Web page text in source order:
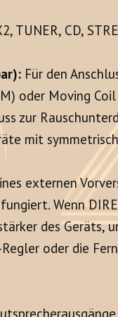
TUNER, CD,
Für den
oder Moving Coil
zur
mit
externen
Wenn
des Geräts,
oder die